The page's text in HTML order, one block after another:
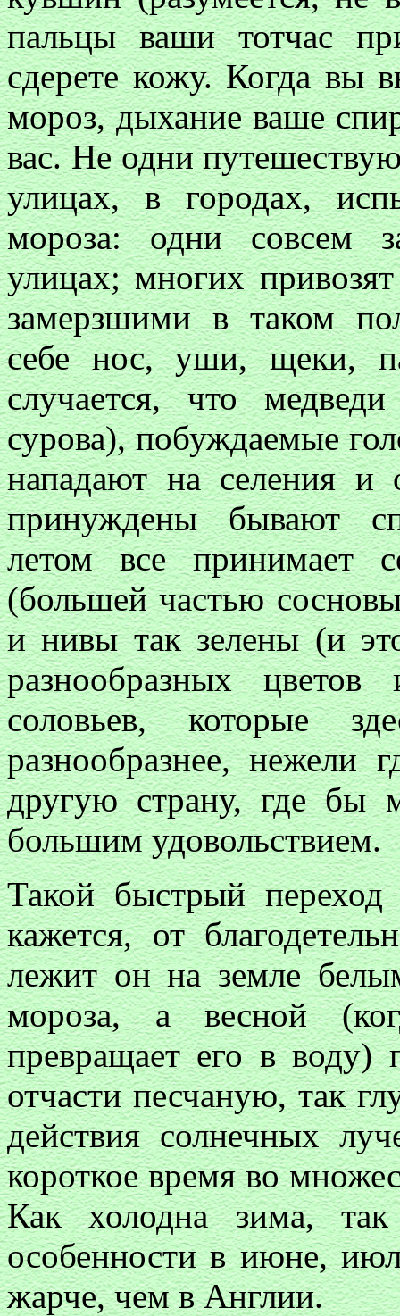
пальцы ваши тотчас
сдерете кожу. Когда вы
мороз, дыхание ваше
вас. Не одни
улицах, в городах,
мороза: одни совсем
улицах; многих
замерзшими в таком
себе нос, уши, щеки,
случается, что
сурова), побуждаемые
нападают на селения и
принуждены бывают
летом все принимает
(большей частью
и нивы так зелены (и
разнообразных
соловьев, которые
разнообразнее, нежели
другую страну, где бы
большим удовольствием.
Такой быстрый
кажется, от
лежит он на земле
мороза, а весной
превращает его в воду)
отчасти песчаную, так
действия солнечных
короткое время во
Как холодна зима,
особенности в июне,
жарче, чем в Англии.